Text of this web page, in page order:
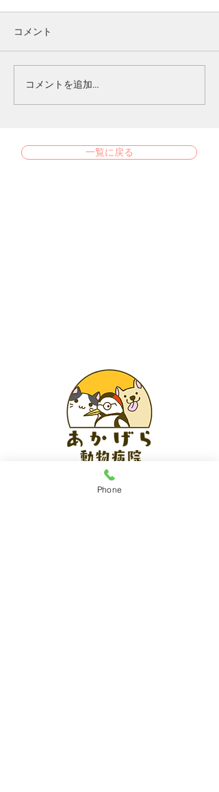
コメント
コメントを追加…
一覧に戻る
〒056-0017 ​新ひだか町静内御幸町6丁目3-31
Phone